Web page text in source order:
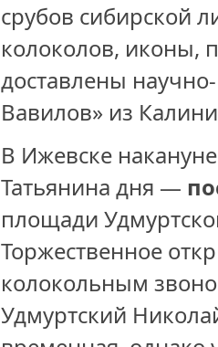
срубов сибирской
колоколов, иконы,
доставлены
Вавилов» из
В Ижевске
Татьянина дня —
площади
Торжественное
колокольным
Удмуртский